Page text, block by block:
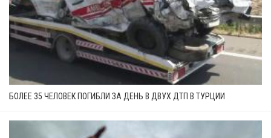
БОЛЕЕ 35 ЧЕЛОВЕК ПОГИБЛИ ЗА ДЕНЬ В ДВУХ ДТП В ТУРЦИИ